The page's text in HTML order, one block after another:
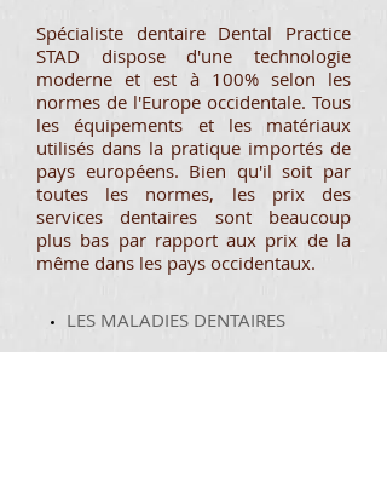
Spécialiste dentaire Dental Practice
STAD dispose d'une technologie
moderne et est à 100% selon les
normes de l'Europe occidentale. Tous
les équipements et les matériaux
utilisés dans la pratique importés de
pays européens. Bien qu'il soit par
toutes les normes, les prix des
services dentaires sont beaucoup
plus bas par rapport aux prix de la
même dans les pays occidentaux.
LES MALADIES DENTAIRES
CHIRURGIE ORALE